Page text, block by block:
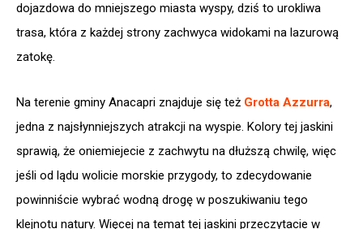
dojazdowa do mniejszego miasta wyspy, dziś to urokliwa
trasa, która z każdej strony zachwyca widokami na lazurową
zatokę.
Na terenie gminy Anacapri znajduje się też Grotta Azzurra,
jedna z najsłynniejszych atrakcji na wyspie. Kolory tej jaskini
sprawią, że oniemiejecie z zachwytu na dłuższą chwilę, więc
jeśli od lądu wolicie morskie przygody, to zdecydowanie
powinniście wybrać wodną drogę w poszukiwaniu tego
klejnotu natury. Więcej na temat tej jaskini przeczytacie w